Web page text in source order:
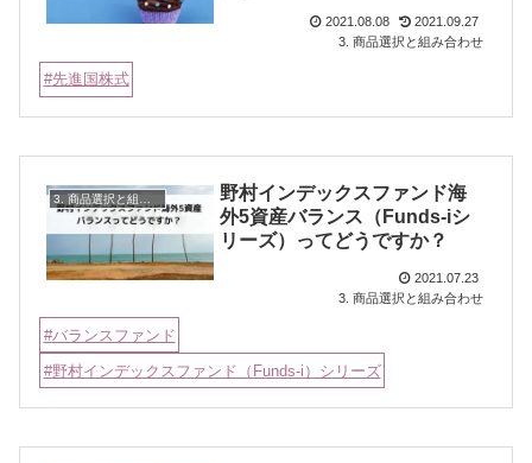
2021.08.08
2021.09.27
3. 商品選択と組み合わせ
先進国株式
野村インデックスファンド海
外5資産バランス（Funds-iシ
リーズ）ってどうですか？
2021.07.23
3. 商品選択と組み合わせ
バランスファンド
野村インデックスファンド（Funds-i）シリーズ